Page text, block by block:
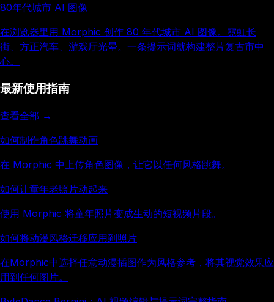
80年代城市 AI 图像
在浏览器里用 Morphic 创作 80 年代城市 AI 图像。霓虹长
街、方正汽车、游戏厅光晕。一条提示词就构建整片复古市中
心。
最新使用指南
查看全部 →
如何制作角色跳舞动画
在 Morphic 中上传角色图像，让它以任何风格跳舞。
如何让童年老照片动起来
使用 Morphic 将童年照片变成生动的短视频片段。
如何将动漫风格迁移应用到照片
在Morphic中选择任意动漫插图作为风格参考，将其视觉效果应
用到任何图片。